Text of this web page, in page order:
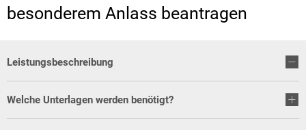
besonderem Anlass beantragen
Leistungsbeschreibung
Welche Unterlagen werden benötigt?